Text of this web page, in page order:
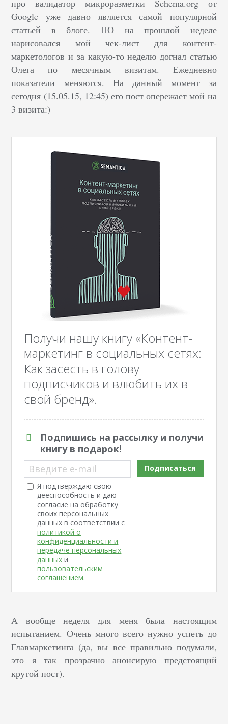
про валидатор микроразметки Schema.org от
Google уже давно является самой популярной
статьей в блоге. НО на прошлой неделе
нарисовался мой чек-лист для контент-
маркетологов и за какую-то неделю догнал статью
Олега по месячным визитам. Ежедневно
показатели меняются. На данный момент за
сегодня (15.05.15, 12:45) его пост опережает мой на
3 визита:)
Получи нашу книгу «Контент-
маркетинг в социальных сетях:
Как засесть в голову
подписчиков и влюбить их в
свой бренд».
Подпишись на рассылку и получи
книгу в подарок!
Введите e-mail
Я подтверждаю свою
дееспособность и даю
согласие на обработку
своих персональных
данных в соответствии с
политикой о
конфиденциальности и
передаче персональных
данных и
пользовательским
соглашением.
Подписаться
А вообще неделя для меня была настоящим
испытанием. Очень много всего нужно успеть до
Главмаркетинга (да, вы все правильно подумали,
это я так прозрачно анонсирую предстоящий
крутой пост).